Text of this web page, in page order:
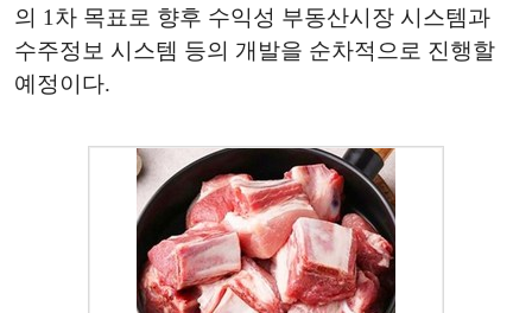
의 1차 목표로 향후 수익성 부동산시장 시스템과
수주정보 시스템 등의 개발을 순차적으로 진행할
예정이다.